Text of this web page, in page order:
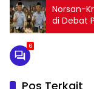
Norsan-
di Debat
6
Pos Terkait